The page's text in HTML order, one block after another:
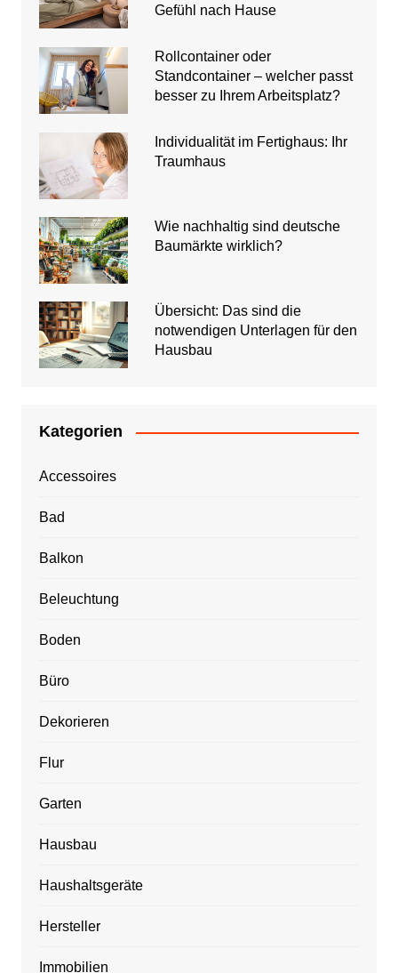
Gefühl nach Hause
Rollcontainer oder
Standcontainer – welcher passt
besser zu Ihrem Arbeitsplatz?
Individualität im Fertighaus: Ihr
Traumhaus
Wie nachhaltig sind deutsche
Baumärkte wirklich?
Übersicht: Das sind die
notwendigen Unterlagen für den
Hausbau
Kategorien
Accessoires
Bad
Balkon
Beleuchtung
Boden
Büro
Dekorieren
Flur
Garten
Hausbau
Haushaltsgeräte
Hersteller
Immobilien